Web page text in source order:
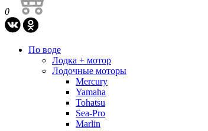
0
По воде
Лодка + мотор
Лодочные моторы
Mercury
Yamaha
Tohatsu
Sea-Pro
Marlin